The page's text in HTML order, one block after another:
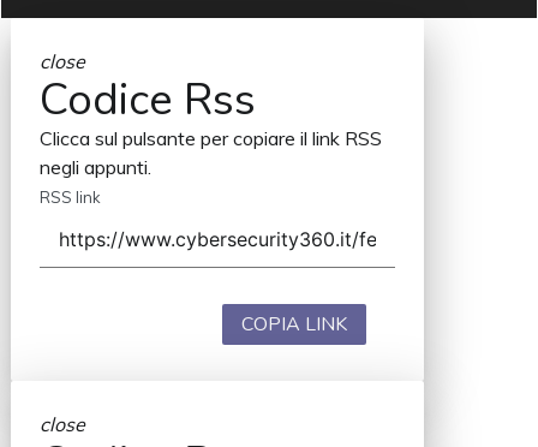
close
Codice Rss
Clicca sul pulsante per copiare il link RSS
negli appunti.
RSS link
COPIA LINK
close